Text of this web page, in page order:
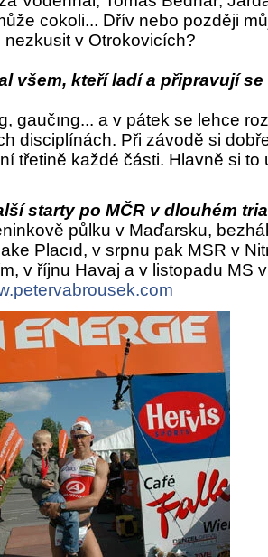
cokoli... Dřív nebo později
v Otrokovicích?
všem, kteří ladí a připravují
gaučıng... a v pátek se lehce
disciplínách. Při závodě si
třetině každé části. Hlavně si to
starty po MČR v dlouhém
půlku v Maďarsku,
Placıd, v srpnu pak MSR v
v říjnu Havaj a v listopadu MS